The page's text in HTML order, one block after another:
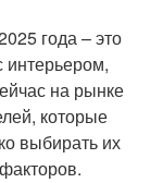
года – это
интерьером,
на рынке
которые
выбирать их